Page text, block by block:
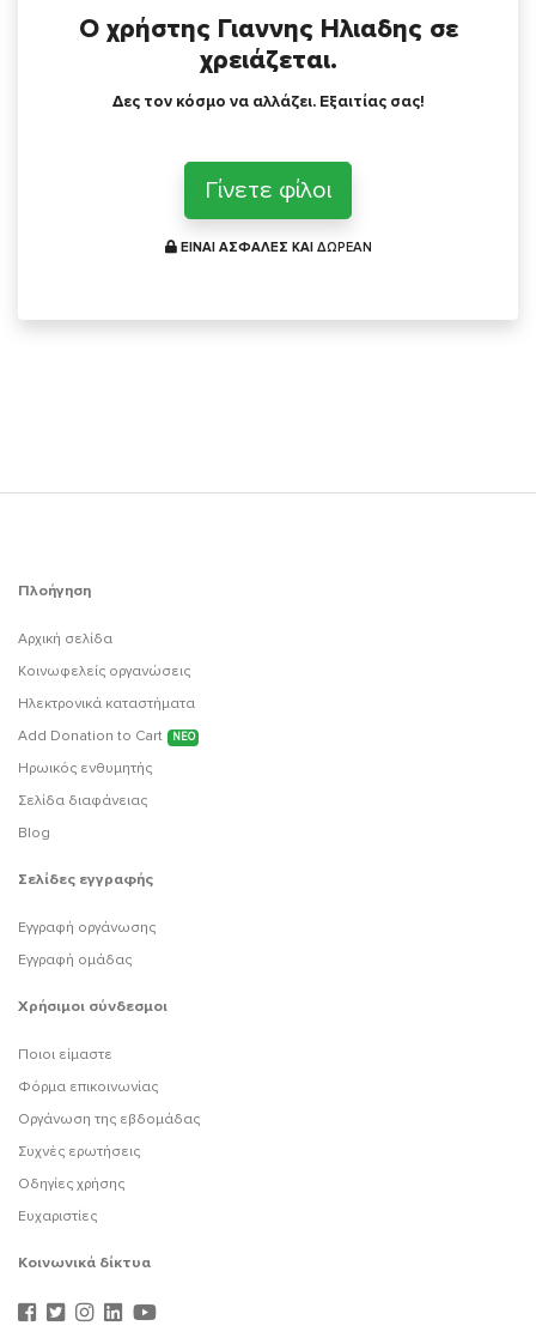
Ο χρήστης Γιαννης Ηλιαδης σε
χρειάζεται.
Δες τον κόσμο να αλλάζει. Εξαιτίας σας!
Γίνετε φίλοι
ΕΙΝΑΙ ΑΣΦΑΛΕΣ ΚΑΙ ΔΩΡΕΑΝ
Πλοήγηση
Αρχική σελίδα
Κοινωφελείς οργανώσεις
Ηλεκτρονικά καταστήματα
Add Donation to Cart
ΝΕΟ
Ηρωικός ενθυμητής
Σελίδα διαφάνειας
Blog
Σελίδες εγγραφής
Εγγραφή οργάνωσης
Εγγραφή ομάδας
Χρήσιμοι σύνδεσμοι
Ποιοι είμαστε
Φόρμα επικοινωνίας
Οργάνωση της εβδομάδας
Συχνές ερωτήσεις
Οδηγίες χρήσης
Ευχαριστίες
Κοινωνικά δίκτυα